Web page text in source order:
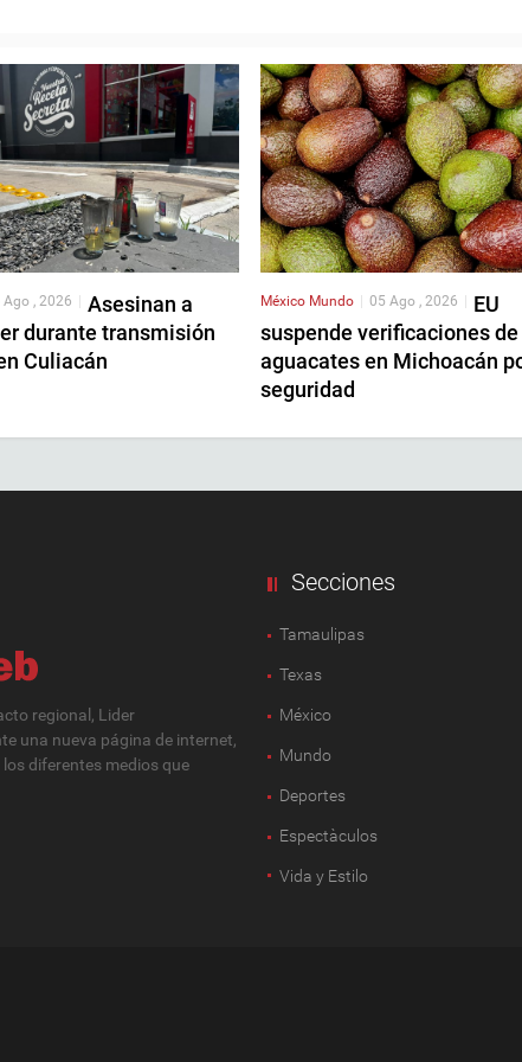
Ago , 2026 | Asesinan a
durante transmisión
Culiacán
México Mundo | 05 Ago , 2026 | EU
suspende verificaciones de
aguacates en Michoacán
seguridad
regional, Lider
una nueva página de internet,
diferentes medios que
Secciones
Tamaulipas
Texas
México
Mundo
Deportes
Espectàculos
Vida y Estilo